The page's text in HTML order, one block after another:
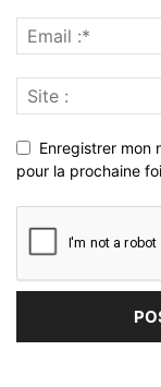
Enregistrer mon
pour la prochaine